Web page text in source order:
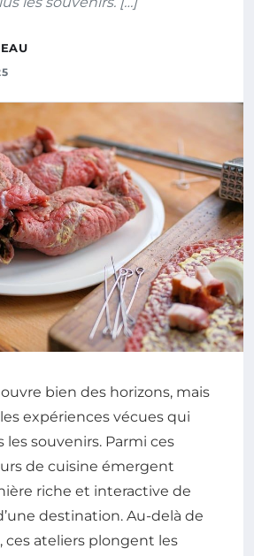
bien des horizons, mais
expériences vécues qui
souvenirs. Parmi ces
de cuisine émergent
riche et interactive de
destination. Au-delà de
ces ateliers plongent les